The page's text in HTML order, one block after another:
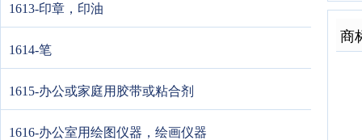
1613-印章，印油
1614-笔
1615-办公或家庭用胶带或粘合剂
1616-办公室用绘图仪器，绘画仪器
商